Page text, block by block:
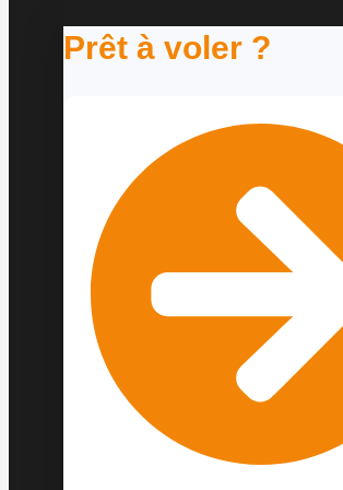
Prêt à voler ?